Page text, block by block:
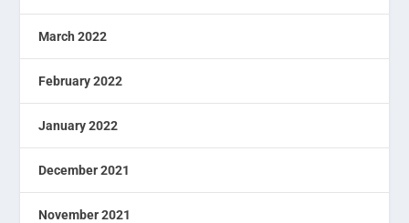
March 2022
February 2022
January 2022
December 2021
November 2021